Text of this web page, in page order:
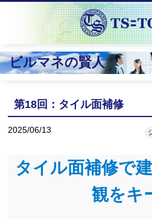
ビルマネの賢人
第18回：タイル面補修
2025/06/13
タイル面補修で
観をキ